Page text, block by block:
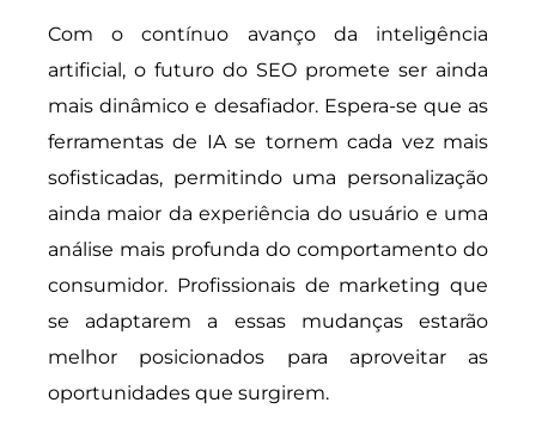
Com o contínuo avanço da inteligência
artificial, o futuro do SEO promete ser ainda
mais dinâmico e desafiador. Espera-se que as
ferramentas de IA se tornem cada vez mais
sofisticadas, permitindo uma personalização
ainda maior da experiência do usuário e uma
análise mais profunda do comportamento do
consumidor. Profissionais de marketing que
se adaptarem a essas mudanças estarão
melhor posicionados para aproveitar as
oportunidades que surgirem.